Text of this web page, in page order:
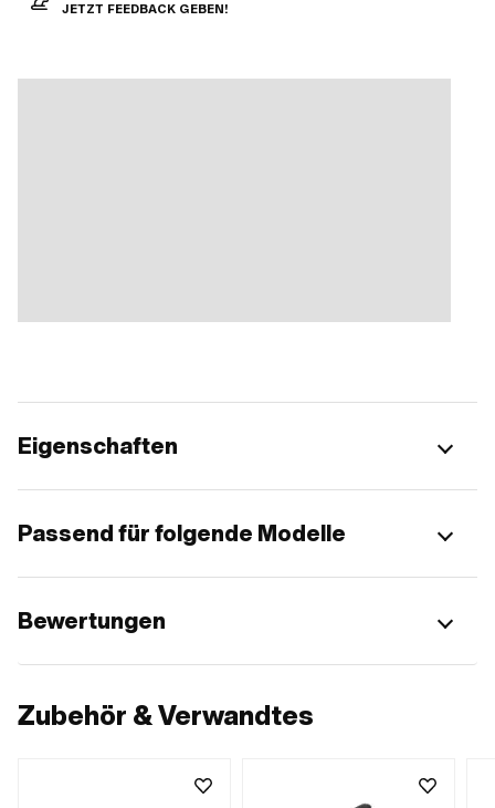
JETZT FEEDBACK GEBEN!
Eigenschaften
Passend für folgende Modelle
Bewertungen
Zubehör & Verwandtes